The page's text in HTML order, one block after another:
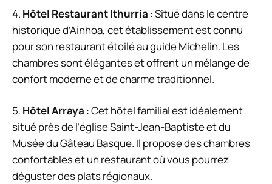
4. Hôtel Restaurant Ithurria : Situé dans le centre
historique d’Ainhoa, cet établissement est connu
pour son restaurant étoilé au guide Michelin. Les
chambres sont élégantes et offrent un mélange de
confort moderne et de charme traditionnel.
5. Hôtel Arraya : Cet hôtel familial est idéalement
situé près de l’église Saint-Jean-Baptiste et du
Musée du Gâteau Basque. Il propose des chambres
confortables et un restaurant où vous pourrez
déguster des plats régionaux.